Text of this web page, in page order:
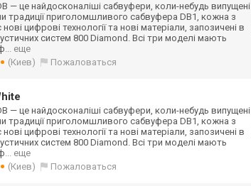
— це найдосконаліші сабвуфери, коли-небудь випущені
приголомшливого сабвуфера DB1, кожна з
цифрові технології та нові матеріали, запозичені в
систем 800 Diamond. Всі три моделі мають
... еще
(Киев) Пожаловаться
— це найдосконаліші сабвуфери, коли-небудь випущені
приголомшливого сабвуфера DB1, кожна з
цифрові технології та нові матеріали, запозичені в
систем 800 Diamond. Всі три моделі мають
... еще
(Киев) Пожаловаться